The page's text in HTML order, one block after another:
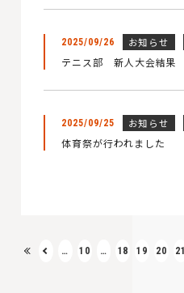
2025/09/26 お知らせ
テニス部 新人大会結果
2025/09/25 お知らせ
体育祭が行われました
… 10 … 18 19 20 21